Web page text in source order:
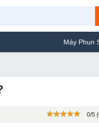
Máy Phun Sơn Yamafuji Lựa
0/5